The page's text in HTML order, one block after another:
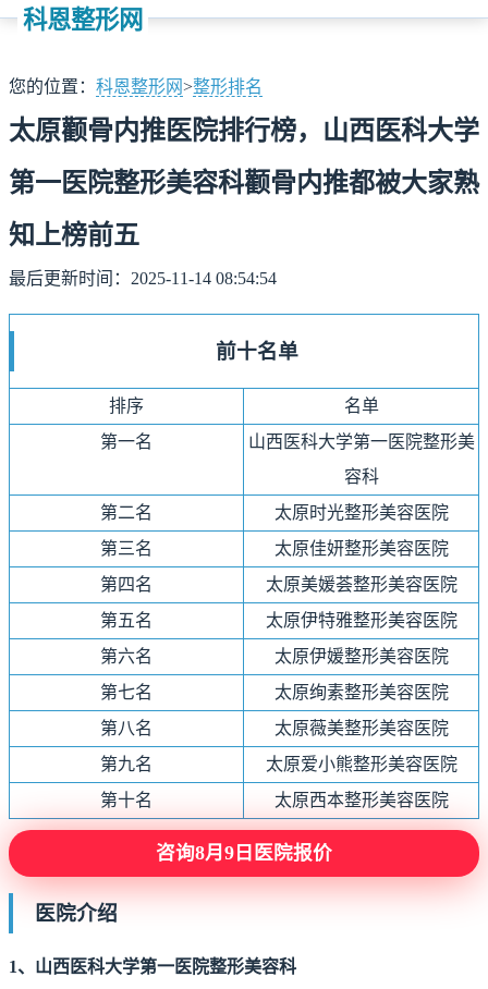
科恩整形网
您的位置： 科恩整形网>整形排名
太原颧骨内推医院排行榜，山西医科大学
第一医院整形美容科颧骨内推都被大家熟
知上榜前五
最后更新时间：2025-11-14 08:54:54
前十名单
排序
名单
第一名
山西医科大学第一医院整形美
容科
第二名
太原时光整形美容医院
第三名
太原佳妍整形美容医院
第四名
太原美媛荟整形美容医院
第五名
太原伊特雅整形美容医院
第六名
太原伊媛整形美容医院
第七名
太原绚素整形美容医院
第八名
太原薇美整形美容医院
第九名
太原爱小熊整形美容医院
第十名
太原西本整形美容医院
咨询8月9日医院报价
医院介绍
1、 山西医科大学第一医院整形美容科